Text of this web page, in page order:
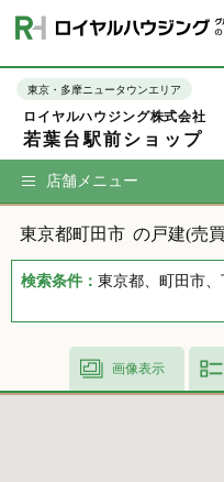
東京・多摩ニュータウンエリア
ロイヤルハウジング株式会社
若葉台駅前ショップ
店舗メニュー
東京都町田市 の戸建(売
検索条件： 東京都、町田市、下限なし～上限なし、指定
画像表示
ロイヤルハウジンググ
買いたい
売りたい
借りたい
貸したい
ログ